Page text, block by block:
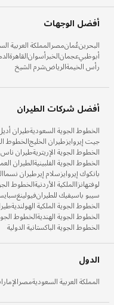
أفضل الوجهات
البحرينعُمانمصرالمملكة العربية
أبوظبيعجمانالخبرأسوانالقاهرة
رأس الخيمةالرياضشرم الشيخ
أفضل شركات الطيران
الخطوط الجوية السعوديةطيران
جيت إيروايزطيران الخليجالخطوط
الخطوط الجوية الإريتريةطيران ناس
الخطوط الجوية الفلبينيةالطيران
بانكوك إيروايزسلام إيرطيران نسما
لوفتهانزاالملكية الأردنيةالخطوط
سيبو باسيفيك للطيرانفيولينغ
الخطوط الجوية الملكية الهولندية
الخطوط الجوية الهنديةالخطوط
الخطوط الجوية الباكستانية الدولية
الدول
المملكة العربية السعوديةمصر